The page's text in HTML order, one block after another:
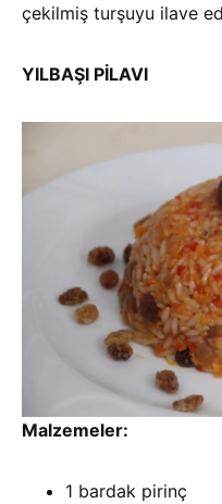
çekilmiş turşuyu ilave
YILBAŞI PİLAVI
Malzemeler:
1 bardak pirinç